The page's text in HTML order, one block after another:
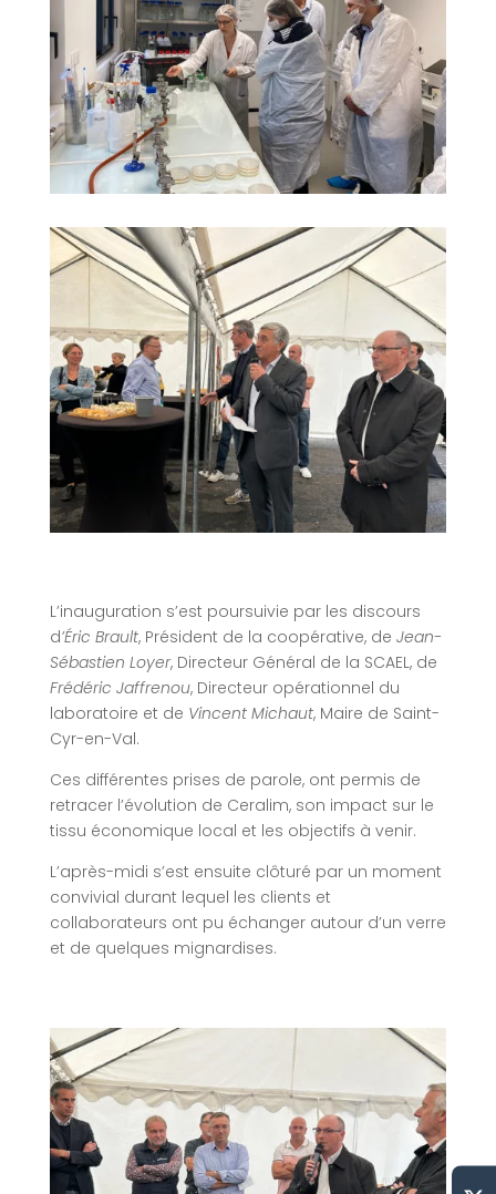
L’inauguration s’est poursuivie par les discours
d’Éric Brault, Président de la coopérative, de Jean-
Sébastien Loyer, Directeur Général de la SCAEL, de
Frédéric Jaffrenou, Directeur opérationnel du
laboratoire et de Vincent Michaut, Maire de Saint-
Cyr-en-Val.
Ces différentes prises de parole, ont permis de
retracer l’évolution de Ceralim, son impact sur le
tissu économique local et les objectifs à venir.
L’après-midi s’est ensuite clôturé par un moment
convivial durant lequel les clients et
collaborateurs ont pu échanger autour d’un verre
et de quelques mignardises.